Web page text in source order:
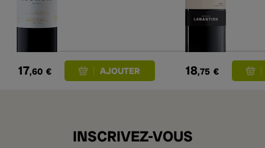
17,60 € 18,75 €
INSCRIVEZ-VOUS